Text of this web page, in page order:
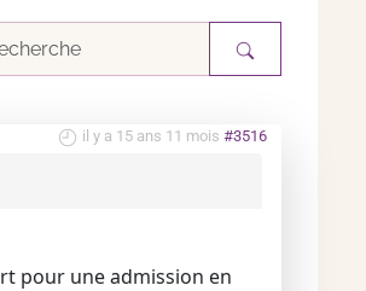
il y a 15 ans 11 mois #3516
pour une admission en